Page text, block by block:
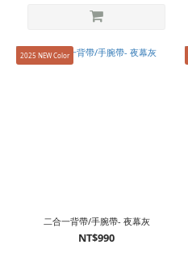
2025 NEW Color
二合一背帶/手腕帶- 夜幕灰
NT$990